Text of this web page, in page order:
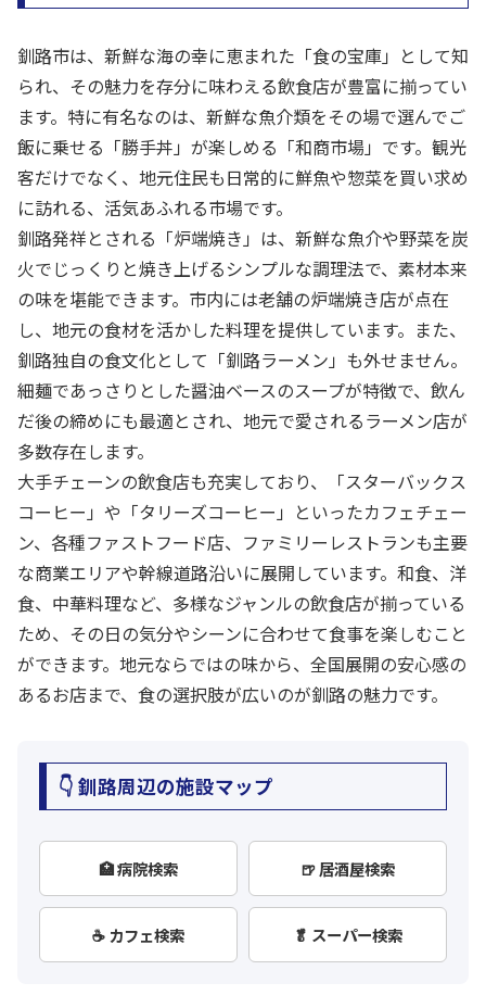
釧路市は、新鮮な海の幸に恵まれた「食の宝庫」として知
られ、その魅力を存分に味わえる飲食店が豊富に揃ってい
ます。特に有名なのは、新鮮な魚介類をその場で選んでご
飯に乗せる「勝手丼」が楽しめる「和商市場」です。観光
客だけでなく、地元住民も日常的に鮮魚や惣菜を買い求め
に訪れる、活気あふれる市場です。
釧路発祥とされる「炉端焼き」は、新鮮な魚介や野菜を炭
火でじっくりと焼き上げるシンプルな調理法で、素材本来
の味を堪能できます。市内には老舗の炉端焼き店が点在
し、地元の食材を活かした料理を提供しています。また、
釧路独自の食文化として「釧路ラーメン」も外せません。
細麺であっさりとした醤油ベースのスープが特徴で、飲ん
だ後の締めにも最適とされ、地元で愛されるラーメン店が
多数存在します。
大手チェーンの飲食店も充実しており、「スターバックス
コーヒー」や「タリーズコーヒー」といったカフェチェー
ン、各種ファストフード店、ファミリーレストランも主要
な商業エリアや幹線道路沿いに展開しています。和食、洋
食、中華料理など、多様なジャンルの飲食店が揃っている
ため、その日の気分やシーンに合わせて食事を楽しむこと
ができます。地元ならではの味から、全国展開の安心感の
あるお店まで、食の選択肢が広いのが釧路の魅力です。
👇 釧路周辺の施設マップ
🏥 病院検索 🍺 居酒屋検索
☕ カフェ検索 🥬 スーパー検索